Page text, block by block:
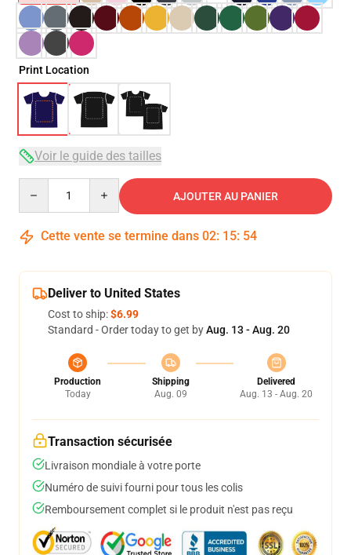
Print Location
Voir le guide des tailles
AJOUTER AU PANIER
Cette vente se termine dans 02: 15: 54
Deliver to United States
Cost to ship:$6.99
Standard - Order today to get byAug. 13 - Aug. 20
Production
Today
Shipping
Aug. 09
Delivered
Aug. 13 - Aug. 20
Transaction sécurisée
Livraison mondiale à votre porte
Numéro de suivi fourni pour tous les colis
Remboursement complet si le produit n'est pas reçu